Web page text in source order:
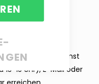
da!
dir gern. Du kannst
15 Uhr), E-Mail oder